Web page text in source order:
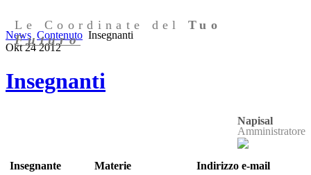
Le Coordinate delTuo
Futuro
News Contenuto Insegnanti
Okt 24 2012
Insegnanti
Napisal
Amministratore
Insegnante Materie Indirizzo e-mail